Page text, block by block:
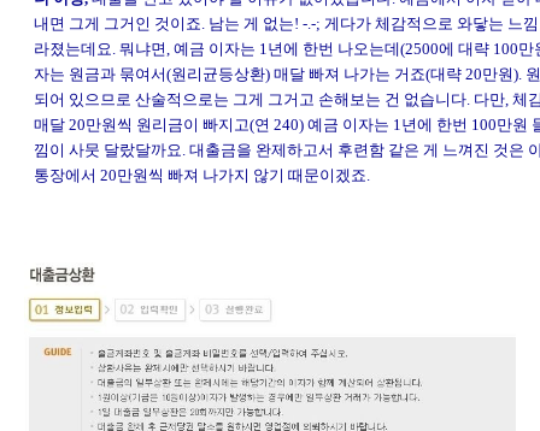
내면 그게 그거인 것이죠. 남는 게 없는! -.-; 게다가 체감적으로 와닿는 느
라졌는데요. 뭐냐면, 예금 이자는 1년에 한번 나오는데(2500에 대략 100만
자는 원금과 묶여서(원리균등상환) 매달 빠져 나가는 거죠(대략 20만원).
되어 있으므로 산술적으로는 그게 그거고 손해보는 건 없습니다. 다만, 체
매달 20만원씩 원리금이 빠지고(연 240) 예금 이자는 1년에 한번 100만원
낌이 사뭇 달랐달까요. 대출금을 완제하고서 후련함 같은 게 느껴진 것은
통장에서 20만원씩 빠져 나가지 않기 때문이겠죠.